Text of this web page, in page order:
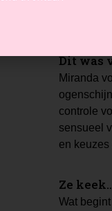
er
maar
Dit was
Miranda
controle
sensueel
en
Ze
Wat